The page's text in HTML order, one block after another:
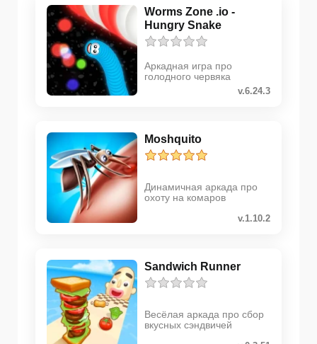
Worms Zone .io -
Hungry Snake
Аркадная игра про
голодного червяка
v.6.24.3
Moshquito
Динамичная аркада про
охоту на комаров
v.1.10.2
Sandwich Runner
Весёлая аркада про сбор
вкусных сэндвичей